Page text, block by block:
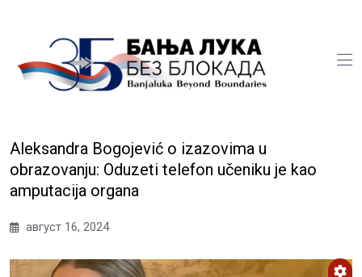
Aleksandra Bogojević o izazovima u
obrazovanju: Oduzeti telefon učeniku je kao
amputacija organa
август 16, 2024